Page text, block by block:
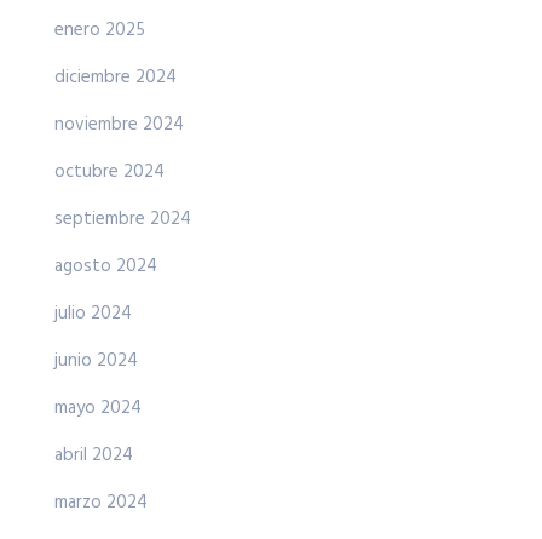
enero 2025
diciembre 2024
noviembre 2024
octubre 2024
septiembre 2024
agosto 2024
julio 2024
junio 2024
mayo 2024
abril 2024
marzo 2024